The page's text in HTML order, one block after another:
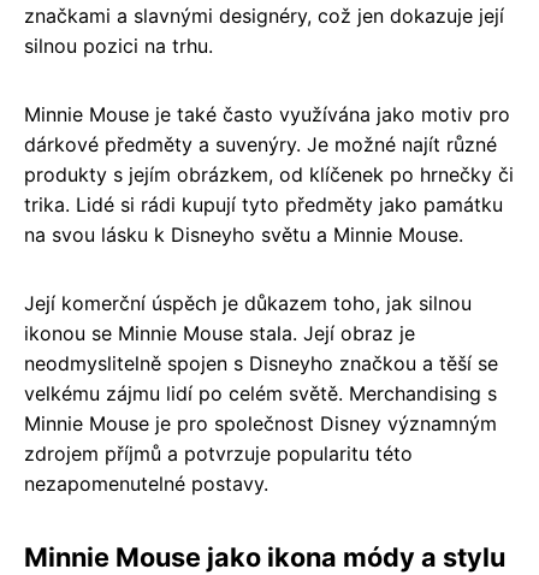
značkami a slavnými designéry, což jen dokazuje její
silnou pozici na trhu.
Minnie Mouse je také často využívána jako motiv pro
dárkové předměty a suvenýry. Je možné najít různé
produkty s jejím obrázkem, od klíčenek po hrnečky či
trika. Lidé si rádi kupují tyto předměty jako památku
na svou lásku k Disneyho světu a Minnie Mouse.
Její komerční úspěch je důkazem toho, jak silnou
ikonou se Minnie Mouse stala. Její obraz je
neodmyslitelně spojen s Disneyho značkou a těší se
velkému zájmu lidí po celém světě. Merchandising s
Minnie Mouse je pro společnost Disney významným
zdrojem příjmů a potvrzuje popularitu této
nezapomenutelné postavy.
Minnie Mouse jako ikona módy a stylu